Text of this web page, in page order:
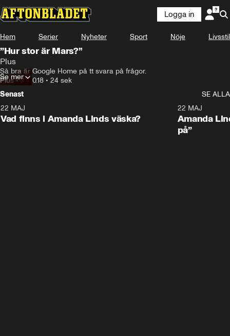
Logga in
Hem Serier Nyheter Sport Nöje Livsstil
”Hur stor är Mars?”
Plus
Så bra är Google Home på tt svara på frågor.
Plus•23.10.18 • 24 sek
Se mer
Senast
SE ALLA
Plus
22 MAJ
Vad finns i Amanda Linds väska?
Plus
22 MAJ
Amanda
på”